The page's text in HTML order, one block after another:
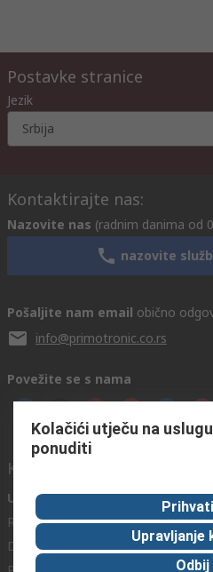
Postavke stranice
Jezik
Srbija
Kontaktirajte nas:
Nazovite nas (radnim danima od
nazovite
Pošaljite nam email obično
info@primotronic.co.rs
Povežite se s nama
Korisni linkovi
Usluge
Registrirajte
Delivery
O RS-u
O RS-u
RS u svijetu
Kolačići utječu na
ponuditi
Upravljanje
Odbij